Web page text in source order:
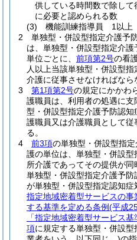
供している時間数で除し
に必要と認められる数
(3)
機能訓練指導員 1以上
2
単独型・併設型指定介護予
は、単独型・併設型指定介
単位ごとに、 前項第2号の看
人以上当該単独型・併設型
介護に従事させなければなら
3
第1項第2号の規定にかかわ
護職員は、利用者の処遇に
型・併設型指定介護予防認
護職員又は介護職員として
る。
4
前3項の単独型・併設型指
護の単位は、単独型・併設
所介護であってその提供が
単独型・併設型指定介護予
が単独型・併設型指定認知
指定地域密着型サービスの
する基準を定める条例(平成
「指定地域密着型サービス
項に規定する単独型・併設